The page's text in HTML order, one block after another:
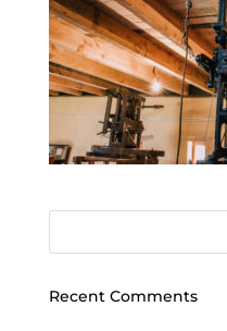
Recent Comments